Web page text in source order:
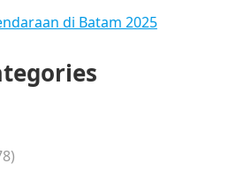
di Batam 2025